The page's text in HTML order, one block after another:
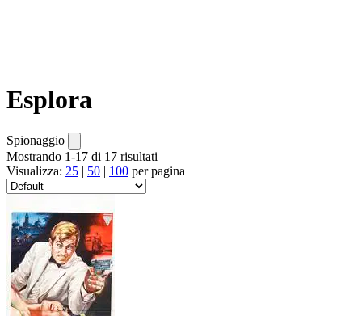
Esplora
Spionaggio
Mostrando 1-17 di 17 risultati
Visualizza: 25 | 50 | 100 per pagina